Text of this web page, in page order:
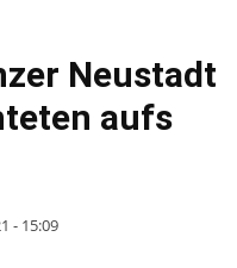
Neustadt
aufs
- 15:09